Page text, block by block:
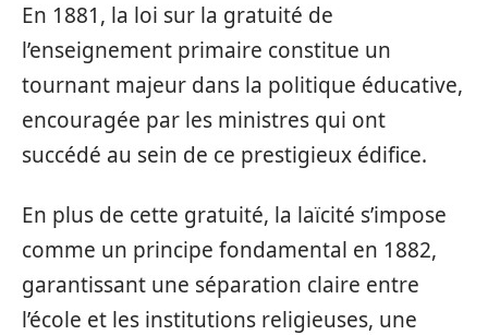
En 1881, la loi sur la gratuité de
l’enseignement primaire constitue un
tournant majeur dans la politique éducative,
encouragée par les ministres qui ont
succédé au sein de ce prestigieux édifice.
En plus de cette gratuité, la laïcité s’impose
comme un principe fondamental en 1882,
garantissant une séparation claire entre
l’école et les institutions religieuses, une